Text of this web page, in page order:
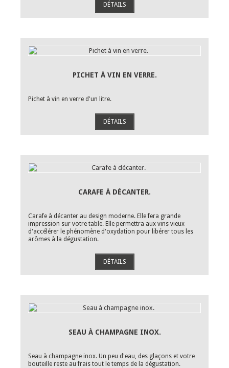
DÉTAILS
PICHET À VIN EN VERRE.
Pichet à vin en verre d'un litre.
DÉTAILS
CARAFE À DÉCANTER.
Carafe à décanter au design moderne. Elle fera grande
impression sur votre table. Elle permettra aux vins vieux
d'accélérer le phénomène d'oxydation pour libérer tous les
arômes à la dégustation.
DÉTAILS
SEAU À CHAMPAGNE INOX.
Seau à champagne inox. Un peu d'eau, des glaçons et votre
bouteille reste au frais tout le temps de la dégustation.